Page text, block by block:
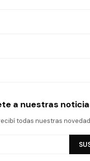
a nuestras
todas nuestras